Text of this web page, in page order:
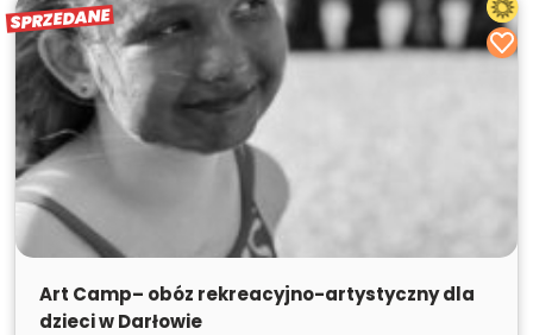
SPRZEDANE
SPRZEDANE
Art Camp– obóz rekreacyjno-artystyczny dla
dzieci w Darłowie